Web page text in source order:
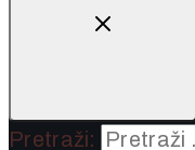
Pretraži: